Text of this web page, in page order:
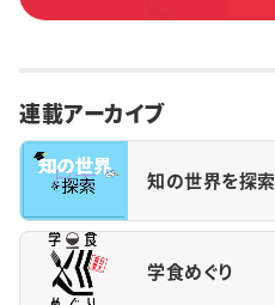
連載アーカイブ
知の世界を探索
学食めぐり